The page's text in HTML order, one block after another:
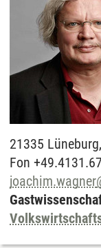
21335 Lüneburg,
Fon
joachim.wagner